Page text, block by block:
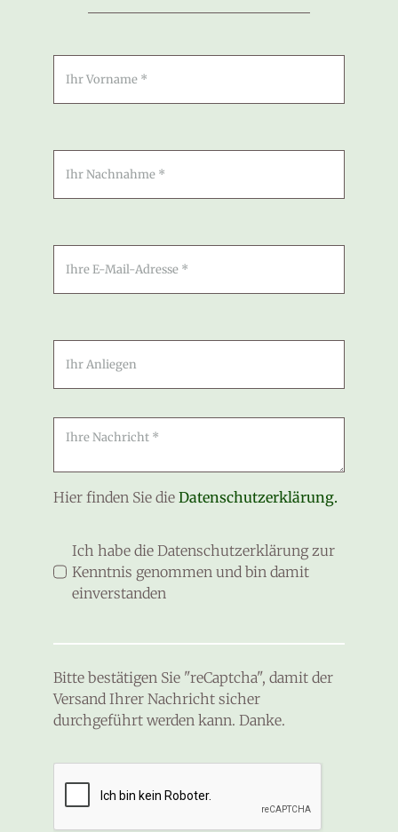
Hier finden Sie die Datenschutzerklärung.
Ich habe die Datenschutzerklärung zur
Kenntnis genommen und bin damit
einverstanden
Bitte bestätigen Sie "reCaptcha", damit der
Versand Ihrer Nachricht sicher
durchgeführt werden kann. Danke.